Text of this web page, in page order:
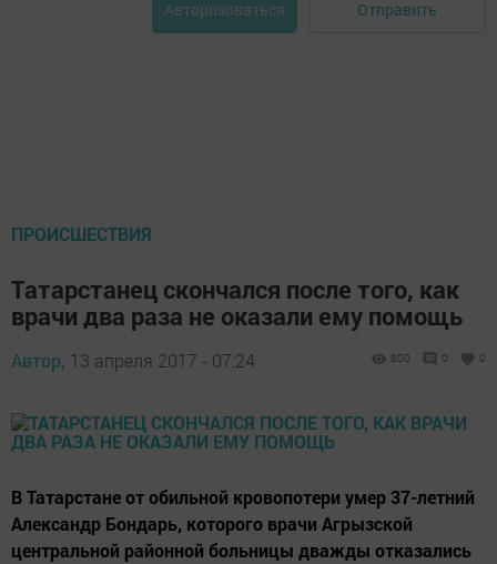
Авторизоваться Отправить
ПРОИСШЕСТВИЯ
Татарстанец скончался после того, как
врачи два раза не оказали ему помощь
Автор, 13 апреля 2017 - 07:24 800 0 0
В Татарстане от обильной кровопотери умер 37-летний
Александр Бондарь, которого врачи Агрызской
центральной районной больницы дважды отказались